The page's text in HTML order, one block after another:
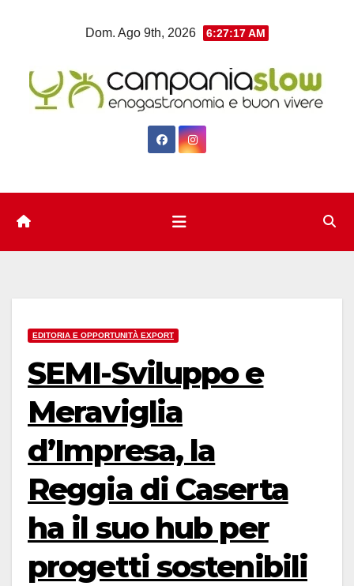
Dom. Ago 9th, 2026 6:27:18 AM
EDITORIA E OPPORTUNITÀ EXPORT
SEMI-Sviluppo e
Meraviglia
d’Impresa, la
Reggia di Caserta
ha il suo hub per
progetti sostenibili